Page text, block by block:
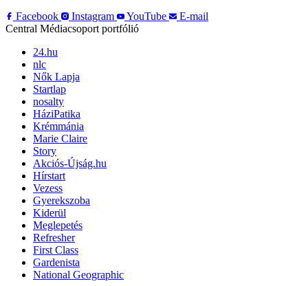
Facebook
Instagram YouTube
E-mail
Central Médiacsoport portfólió
24.hu
nlc
Nők Lapja
Startlap
nosalty
HáziPatika
Krémmánia
Marie Claire
Story
Akciós-Újság.hu
Hírstart
Vezess
Gyerekszoba
Kiderül
Meglepetés
Refresher
First Class
Gardenista
National Geographic